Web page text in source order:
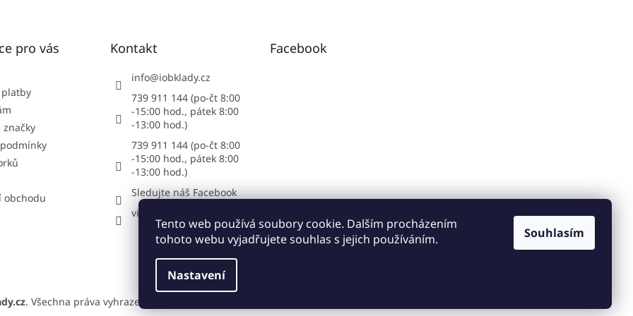
Tento web používá soubory cookie. Dalším procházením
tohoto webu vyjadřujete souhlas s jejich používáním.
Nastavení
Souhlasím
pro vás
značky
obchodu
Kontakt
info@iobklady.cz
739 911 144 (po-čt 8:00
-15:00 hod., pátek 8:00
-13:00 hod.)
739 911 144 (po-čt 8:00
-15:00 hod., pátek 8:00
-13:00 hod.)
Sledujte náš Facebook
vipstonecz
Facebook
. Všechna práva vyhrazena.